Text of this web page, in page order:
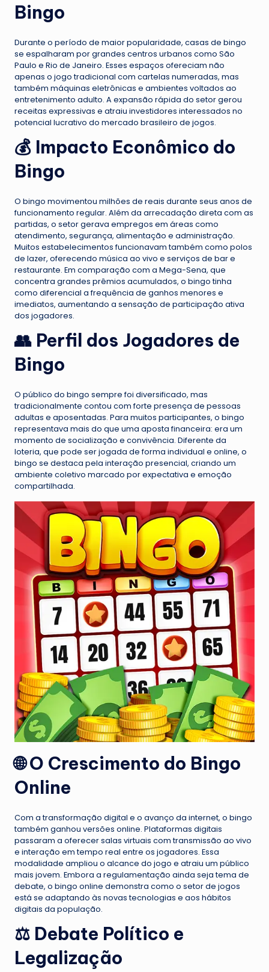
Bingo
Durante o período de maior popularidade, casas de bingo
se espalharam por grandes centros urbanos como São
Paulo e Rio de Janeiro. Esses espaços ofereciam não
apenas o jogo tradicional com cartelas numeradas, mas
também máquinas eletrônicas e ambientes voltados ao
entretenimento adulto. A expansão rápida do setor gerou
receitas expressivas e atraiu investidores interessados no
potencial lucrativo do mercado brasileiro de jogos.
💰 Impacto Econômico do
Bingo
O bingo movimentou milhões de reais durante seus anos de
funcionamento regular. Além da arrecadação direta com as
partidas, o setor gerava empregos em áreas como
atendimento, segurança, alimentação e administração.
Muitos estabelecimentos funcionavam também como polos
de lazer, oferecendo música ao vivo e serviços de bar e
restaurante. Em comparação com a Mega-Sena, que
concentra grandes prêmios acumulados, o bingo tinha
como diferencial a frequência de ganhos menores e
imediatos, aumentando a sensação de participação ativa
dos jogadores.
👥 Perfil dos Jogadores de
Bingo
O público do bingo sempre foi diversificado, mas
tradicionalmente contou com forte presença de pessoas
adultas e aposentadas. Para muitos participantes, o bingo
representava mais do que uma aposta financeira: era um
momento de socialização e convivência. Diferente da
loteria, que pode ser jogada de forma individual e online, o
bingo se destaca pela interação presencial, criando um
ambiente coletivo marcado por expectativa e emoção
compartilhada.
🌐 O Crescimento do Bingo
Online
Com a transformação digital e o avanço da internet, o bingo
também ganhou versões online. Plataformas digitais
passaram a oferecer salas virtuais com transmissão ao vivo
e interação em tempo real entre os jogadores. Essa
modalidade ampliou o alcance do jogo e atraiu um público
mais jovem. Embora a regulamentação ainda seja tema de
debate, o bingo online demonstra como o setor de jogos
está se adaptando às novas tecnologias e aos hábitos
digitais da população.
⚖️ Debate Político e
Legalização